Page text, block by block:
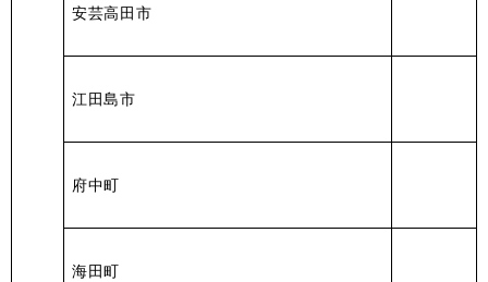
安芸高田市
江田島市
府中町
海田町